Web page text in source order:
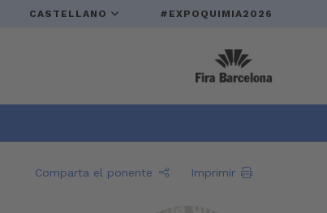
CASTELLANO #EXPOQUIMIA2026
Comparta el ponente Imprimir